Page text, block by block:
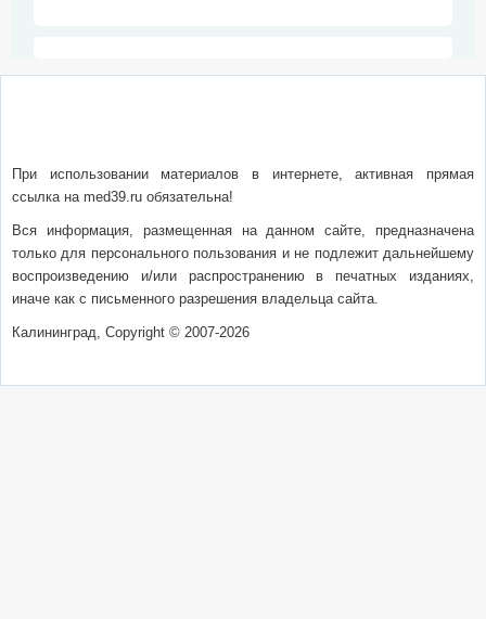
При использовании материалов в интернете, активная прямая
ссылка на med39.ru обязательна!
Вся информация, размещенная на данном сайте, предназначена
только для персонального пользования и не подлежит дальнейшему
воспроизведению и/или распространению в печатных изданиях,
иначе как с письменного разрешения владельца сайта.
Калининград, Copyright © 2007-2026